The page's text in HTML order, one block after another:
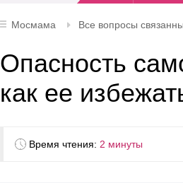
Мосмама Все вопросы
Опасность
как ее
Время чтения: 2 минуты